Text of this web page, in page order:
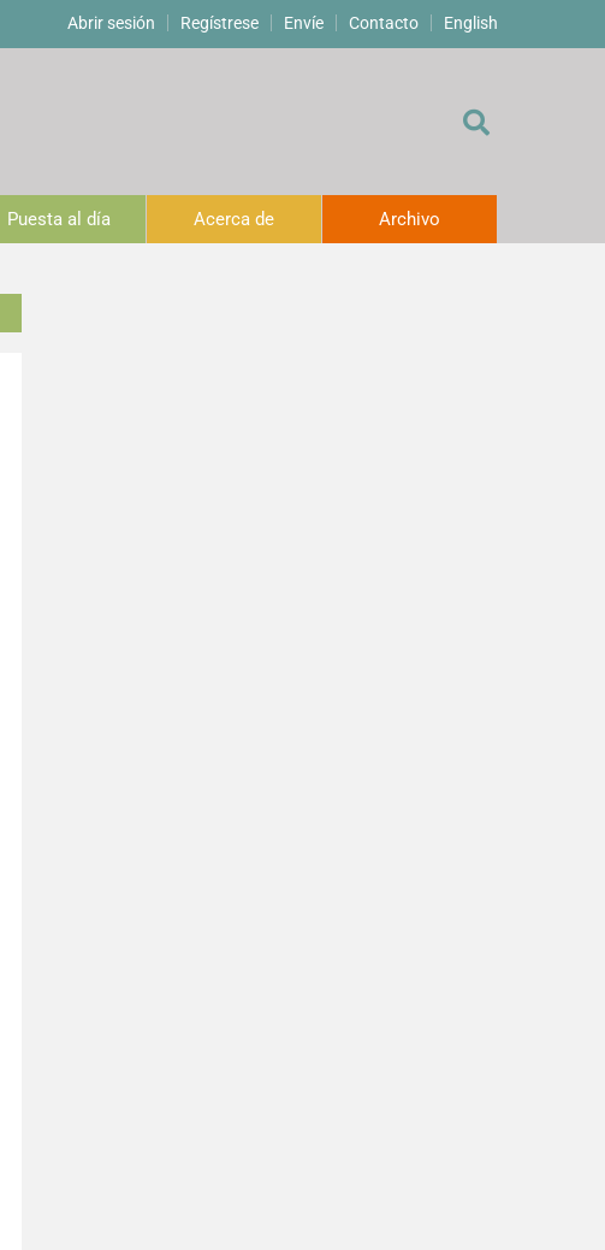
Abrir sesión Regístrese Envíe Contacto English
Puesta al día Acerca de Archivo